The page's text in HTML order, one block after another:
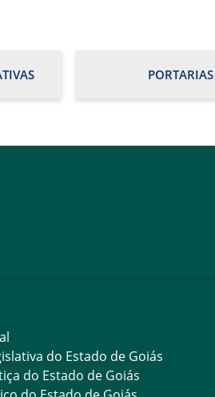
PORTARIAS
do Estado de Goiás
do Estado de Goiás